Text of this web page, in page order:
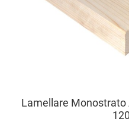
Lamellare Monostrato